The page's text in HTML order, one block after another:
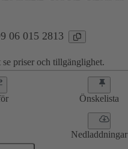
06 015 2813
priser och tillgänglighet.
Önskelista
Nedladdningar